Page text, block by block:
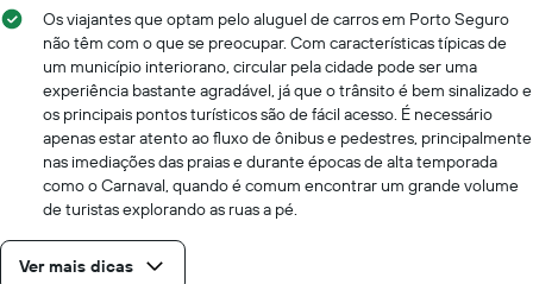
Os viajantes que optam pelo aluguel de carros em Porto Seguro
não têm com o que se preocupar. Com características típicas de
um município interiorano, circular pela cidade pode ser uma
experiência bastante agradável, já que o trânsito é bem sinalizado e
os principais pontos turísticos são de fácil acesso. É necessário
apenas estar atento ao fluxo de ônibus e pedestres, principalmente
nas imediações das praias e durante épocas de alta temporada
como o Carnaval, quando é comum encontrar um grande volume
de turistas explorando as ruas a pé.
Ver mais dicas